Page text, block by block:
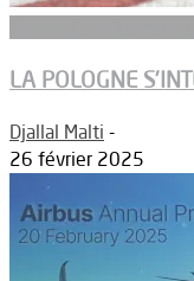
LA POLOGNE
Djallal Malti -
26 février 2025